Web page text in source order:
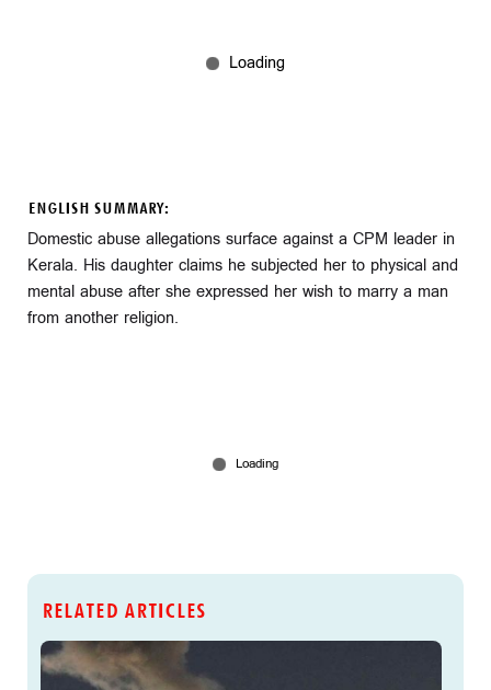
ENGLISH SUMMARY:
Domestic abuse allegations surface against a CPM leader in
Kerala. His daughter claims he subjected her to physical and
mental abuse after she expressed her wish to marry a man
from another religion.
RELATED ARTICLES